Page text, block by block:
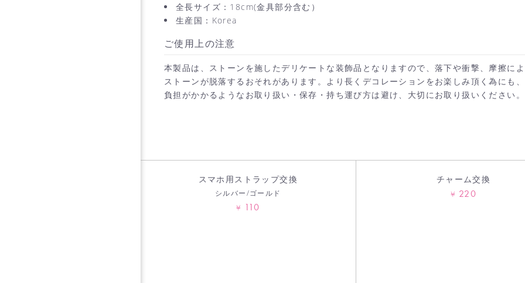
全長サイズ：18cm(金具部分含む）
生産国：Korea
ご使用上の注意
本製品は、ストーンを施したデリケートな装飾品となりますので、落下や衝撃、摩擦に
ストーンが脱落するおそれがあります。より長くデコレーションをお楽しみ頂く為にも、
負担がかかるようなお取り扱い・保存・持ち運び方は避け、大切にお取り扱いください。
お買い物を続ける カートへ進む
スマホ用ストラップ交換
シルバー/ゴールド
¥ 110
チャーム交換
¥ 220